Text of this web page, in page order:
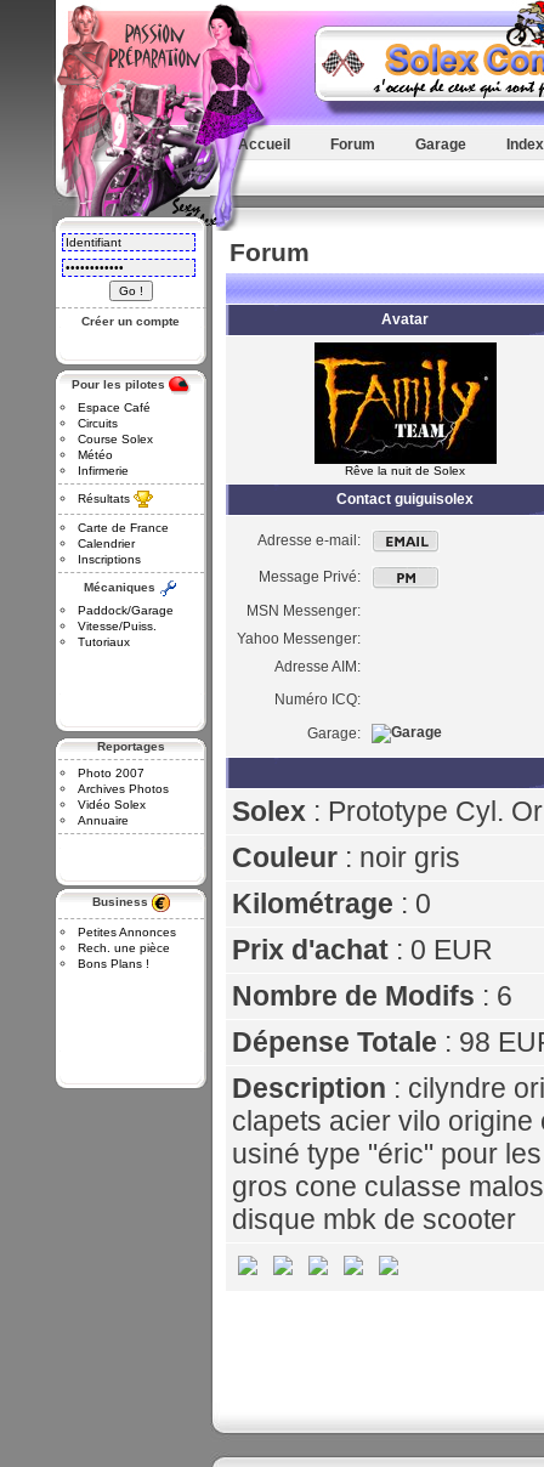
Créer un compte
Pour les pilotes
Espace Café
Circuits
Course Solex
Météo
Infirmerie
Résultats
Carte de France
Calendrier
Inscriptions
Mécaniques
Paddock/Garage
Vitesse/Puiss.
Tutoriaux
Reportages
Photo 2007
Archives Photos
Vidéo Solex
Annuaire
Business
Petites Annonces
Rech. une pièce
Bons Plans !
Accueil Forum Garage
Forum
Avatar
Rêve la nuit de Solex
Contact guiguisolex
Adresse e-mail:
Message Privé:
MSN Messenger:
Yahoo Messenger:
Adresse AIM:
Numéro ICQ:
Garage:
Solex : Prototype Cyl.
Couleur : noir gris
Kilométrage : 0
Prix d'achat: 0 EUR
Nombre de Modifs : 6
Dépense Totale : 98
Description : cilyndre
clapets acier vilo
usiné type "éric" pour
gros cone culasse
disque mbk de scooter